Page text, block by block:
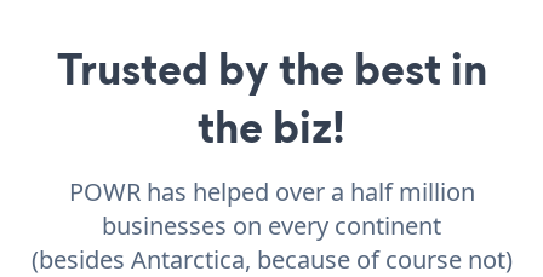
Trusted by the best in
the biz!
POWR has helped over a half million
businesses on every continent
(besides Antarctica, because of course not)